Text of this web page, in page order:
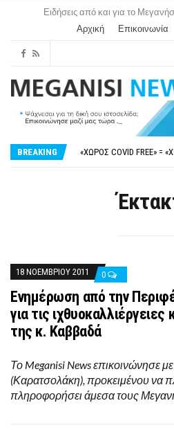
Ειδήσεις από και για το
Αρχική
Επικοινωνία
BREAKING
18 ΝΟΕΜΒΡΊΟΥ 2011 0
Ενημέρωση από την
για τις
της κ. Καββαδά
Το Meganisi News επικοινώνησε
(Καρατσολάκη), προκειμένου να
πληροφορήσει άμεσα τους